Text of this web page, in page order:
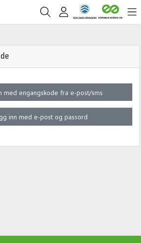
med engangskode fra e-post/sms
inn med e-post og passord